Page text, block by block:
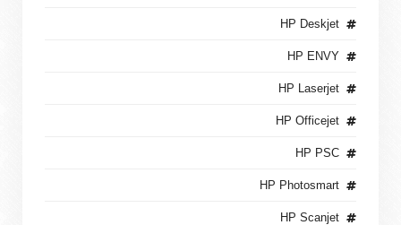
HP Deskjet
HP ENVY
HP Laserjet
HP Officejet
HP PSC
HP Photosmart
HP Scanjet